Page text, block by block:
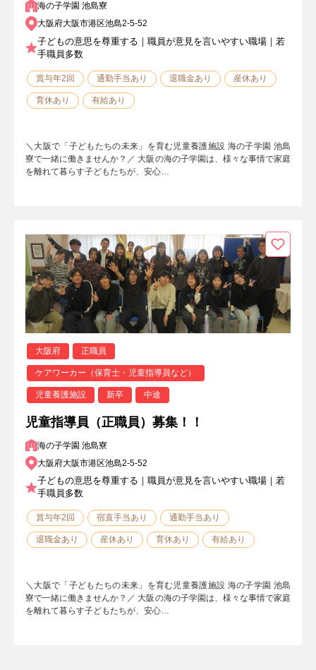
海の子学園 池島寮
大阪府大阪市港区池島2-5-52
子どもの意思を尊重する｜職員が意見を言いやすい職場｜若
手職員多数
賞与年2回 通勤手当あり 退職金あり 産休あり
育休あり 有給あり
＼大阪で「子どもたちの未来」を育む児童養護施設 海の子学園 池島
寮で一緒に働きませんか？／ 大阪の海の子学園は、様々な事情で家庭
を離れて暮らす子どもたちが、安心…
大阪府 正職員
ケアワーカー（保育士・児童指導員など）
児童養護施設 新卒 中途
児童指導員（正職員）募集！！
海の子学園 池島寮
大阪府大阪市港区池島2-5-52
子どもの意思を尊重する｜職員が意見を言いやすい職場｜若
手職員多数
賞与年2回 宿直手当あり 通勤手当あり
退職金あり 産休あり 育休あり 有給あり
＼大阪で「子どもたちの未来」を育む児童養護施設 海の子学園 池島
寮で一緒に働きませんか？／ 大阪の海の子学園は、様々な事情で家庭
を離れて暮らす子どもたちが、安心…